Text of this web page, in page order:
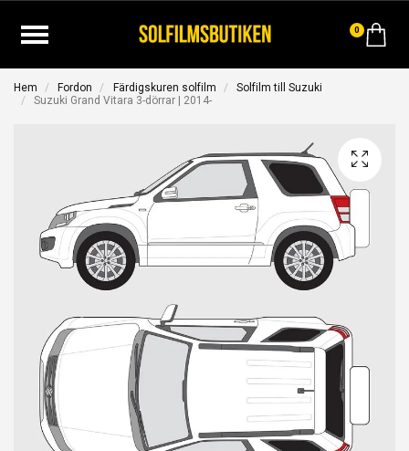
0
Hem Fordon Färdigskuren solfilm
Solfilm till Suzuki
Suzuki Grand Vitara 3-dörrar | 2014-